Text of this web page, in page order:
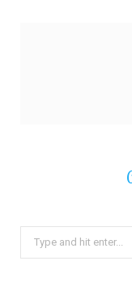
Search
for: